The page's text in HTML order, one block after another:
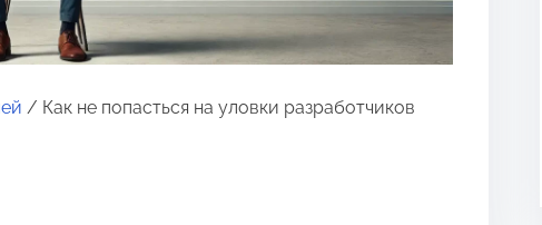
/ Как не попасться на уловки разработчиков